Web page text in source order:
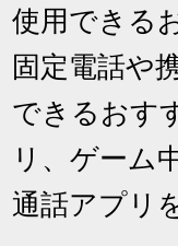
使用できる
固定電話や
できるおす
リ、ゲーム
通話アプリ